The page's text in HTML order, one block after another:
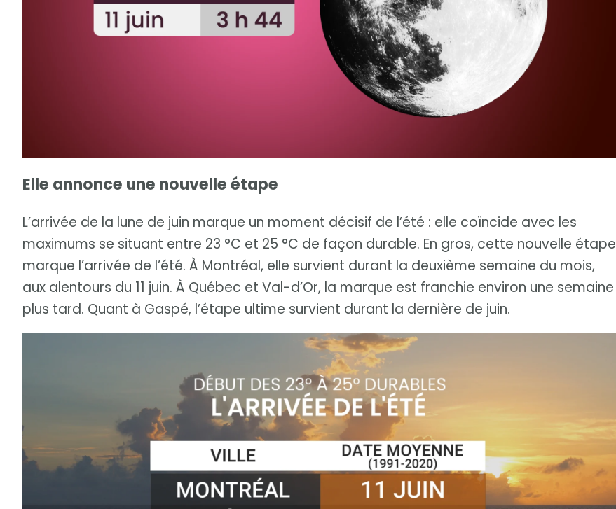
Elle annonce une nouvelle étape
L’arrivée de la lune de juin marque un moment décisif de l’été : elle coïncide avec les
maximums se situant entre 23 °C et 25 °C de façon durable. En gros, cette nouvelle étape
marque l’arrivée de l’été. À Montréal, elle survient durant la deuxième semaine du mois,
aux alentours du 11 juin. À Québec et Val-d’Or, la marque est franchie environ une semaine
plus tard. Quant à Gaspé, l’étape ultime survient durant la dernière de juin.